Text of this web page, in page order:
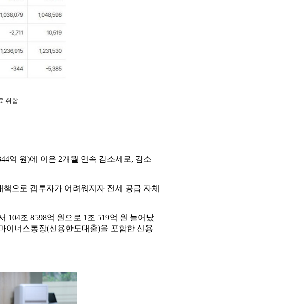
취합
억 원)에 이은 2개월 연속 감소세로, 감소
으로 갭투자가 어려워지자 전세 공급 자체
104조 8598억 원으로 1조 519억 원 늘어났
이너스통장(신용한도대출)을 포함한 신용